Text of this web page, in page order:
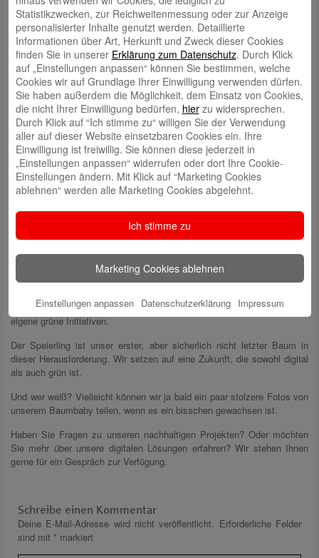
Kombination aus nachhaltigen Praktiken und digitalen Innovationen ist
für uns der Schlüssel zu einer zukunftsfähigen Wirtschaft.
Der Speierling symbolisiert diese Philosophie perfekt: Er wächst in der
Region, genau wie wir als Sparkasse in der digitalen Welt weiter
wachsen – mit einem klaren Fokus auf Ressourcenschonung und
Nachhaltigkeit.
Unsere Nominierung und die nächste Herausforderung
Ein großes Dankeschön an die Bau AG Kaiserslautern, die uns für die
Baumpflanzchallenge nominiert hat! Jetzt geht die Herausforderung
weiter: Wir nominieren das42 Kaiserslautern , die
Kaiserslautern-Landau
und das Pfalztheater Kaiserslautern
uns gemeinsam weitere Bäume pflanzen und damit einen positiven
Gemeinsam für eine grünere Zukunft
Nachhaltigkeit betrifft uns alle, und es liegt in der Verantwortung jedes
Einzelnen, aktiv zu werden. Wir bei der Sparkasse Kaiserslautern sind
stolz darauf, Teil dieser Bewegung zu sein und möchten auch unsere
investieren – sei es durch nachhaltige Finanzprodukte oder durch
eigene grüne Initiativen.
Der Speierling ist unser erster, aber sicherlich nicht letzter Baum in
dieser Herausforderung. Wir setzen auf eine Zukunft, die sowohl digital
als auch grün ist.
Und wer weiß? Vielleicht können wir ja bald ein paar stolzere Fotos von
unserem Baumbaby teilen, wenn es ein bisschen gewachsen ist.
Haben Sie Fragen zu unseren nachhaltigen Projekten? Oder möchten
Sie mehr über unsere digitalen Lösungen erfahren? Wir stehen Ihnen
gerne für ein Gespräch zur Verfügung.
Schreibe einen Kommentar
Deine E-Mail-Adresse wird nicht veröffentlicht. Erforderliche Felder
sind mit * markiert
Statistikzwecken, zur Reichweitenmessung oder zur Anzeige
personalisierter Inhalte genutzt werden. Detaillierte
Informationen über Art, Herkunft und Zweck dieser Cookies
finden Sie in unserer Erklärung zum Datenschutz. Durch Klick
auf „Einstellungen anpassen“ können Sie bestimmen, welche
Cookies wir auf Grundlage Ihrer Einwilligung verwenden dürfen.
Sie haben außerdem die Möglichkeit, dem Einsatz von Cookies,
die nicht Ihrer Einwilligung bedürfen, hierzu widersprechen.
Durch Klick auf “Ich stimme zu“ willigen Sie der Verwendung
aller auf dieser Website einsetzbaren Cookies ein. Ihre
Einwilligung ist freiwillig. Sie können diese jederzeit in
„Einstellungen anpassen“ widerrufen oder dort Ihre Cookie-
Einstellungen ändern. Mit Klick auf “Marketing Cookies
ablehnen“ werden alle Marketing Cookies abgelehnt.
Ich stimme zu
Marketing Cookies ablehnen
Einstellungen anpassen Datenschutzerklärung Impressum